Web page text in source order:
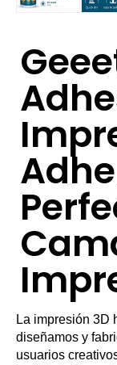
La impresión 3D
diseñamos y
usuarios